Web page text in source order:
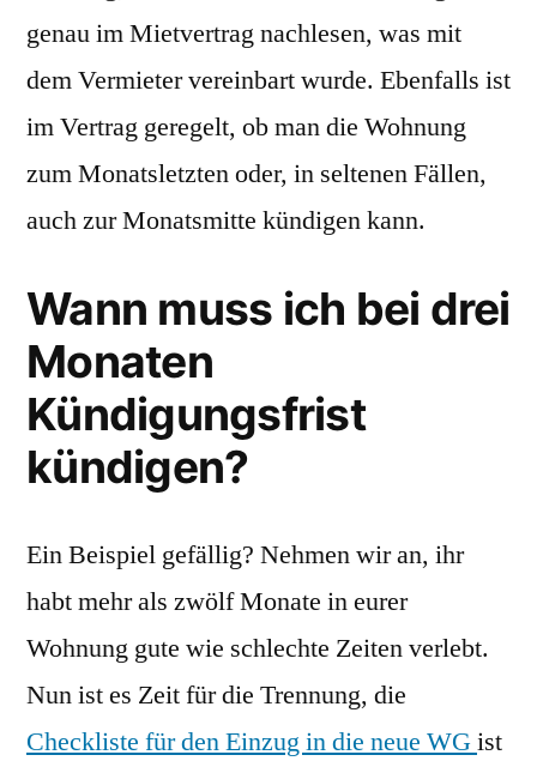
genau im Mietvertrag nachlesen, was mit
dem Vermieter vereinbart wurde. Ebenfalls ist
im Vertrag geregelt, ob man die Wohnung
zum Monatsletzten oder, in seltenen Fällen,
auch zur Monatsmitte kündigen kann.
Wann muss ich bei drei
Monaten
Kündigungsfrist
kündigen?
Ein Beispiel gefällig? Nehmen wir an, ihr
habt mehr als zwölf Monate in eurer
Wohnung gute wie schlechte Zeiten verlebt.
Nun ist es Zeit für die Trennung, die
Checkliste für den Einzug in die neue WGist